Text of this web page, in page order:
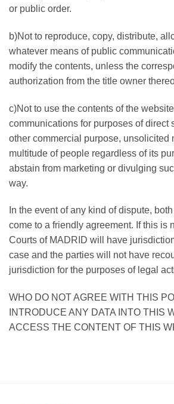
or public order.
b)Not to reproduce, copy, distribute,
whatever means of public
modify the contents, unless the
authorization from the title owner
c)Not to use the contents of the
communications for purposes of direct
other commercial purpose, unsolicited
multitude of people regardless of its
abstain from marketing or divulging
way.
In the event of any kind of dispute,
come to a friendly agreement. If this is
Courts of MADRID will have
case and the parties will not have
jurisdiction for the purposes of legal
WHO DO NOT AGREE WITH THIS
INTRODUCE ANY DATA INTO THIS
ACCESS THE CONTENT OF THIS